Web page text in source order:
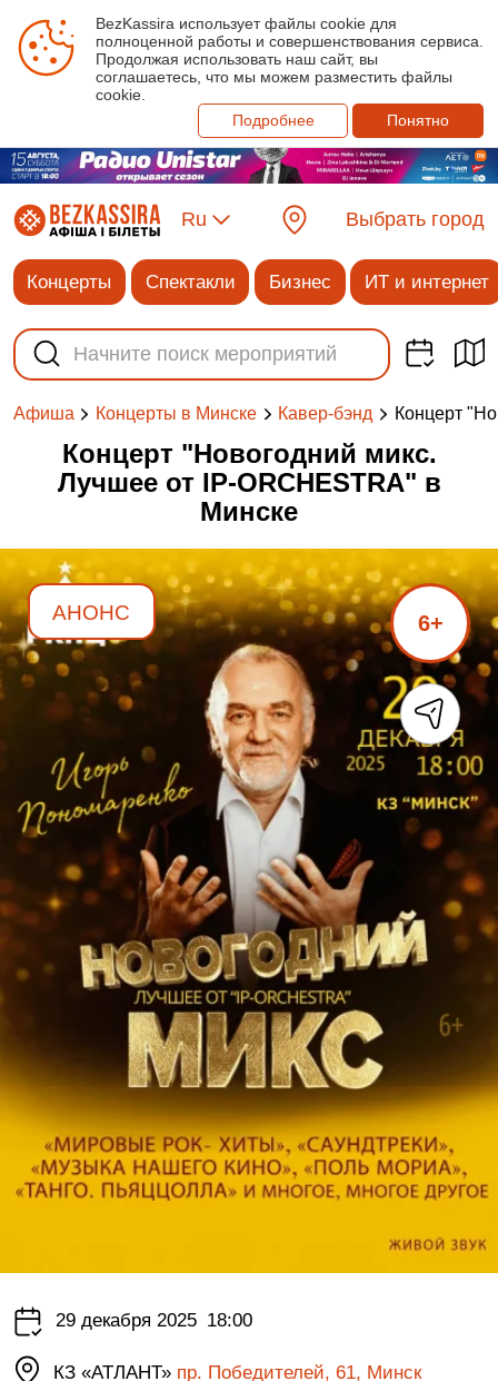
BezKassira использует файлы cookie для
полноценной работы и совершенствования сервиса.
Продолжая использовать наш сайт, вы
соглашаетесь, что мы можем разместить файлы
cookie.
Подробнее
Понятно
Ru Выбрать город
Концерты Спектакли Бизнес ИТ и интернет
Афиша Концерты в Минске Кавер-бэнд Концерт
Концерт "Новогодний микс.
Лучшее от IP-ORCHESTRA" в
Минске
АНОНС 6+
29 декабря 2025 18:00
КЗ «АТЛАНТ» пр. Победителей, 61, Минск